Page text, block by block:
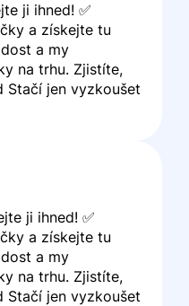
ji ihned! ✅
a získejte tu
a my
na trhu. Zjistíte,
Stačí jen vyzkoušet
ji ihned! ✅
a získejte tu
a my
na trhu. Zjistíte,
Stačí jen vyzkoušet